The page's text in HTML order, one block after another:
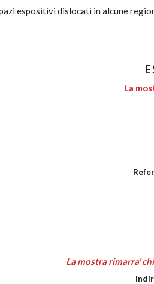
espositivi dislocati in alcune
La
La mostra rimarra’